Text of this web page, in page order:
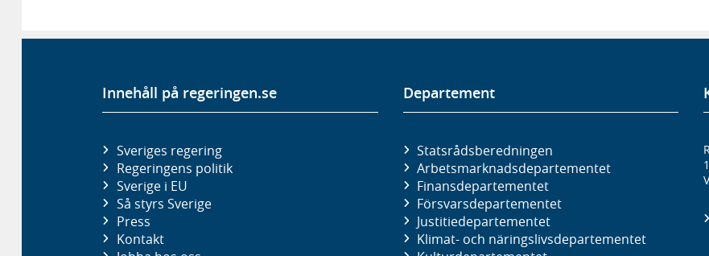
Innehåll på regeringen.se
Sveriges regering
Regeringens politik
Sverige i EU
Så styrs Sverige
Press
Kontakt
Departement
Statsrådsberedningen
Arbetsmarknads­departementet
Finans­departementet
Försvars­departementet
Justitie­departementet
Klimat- och näringslivs­departementet